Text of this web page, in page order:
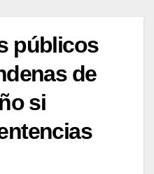
públicos
de
si